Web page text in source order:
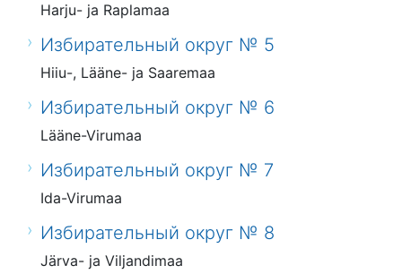
Harju- ja Raplamaa
Избирательный округ № 5
Hiiu-, Lääne- ja Saaremaa
Избирательный округ № 6
Lääne-Virumaa
Избирательный округ № 7
Ida-Virumaa
Избирательный округ № 8
Järva- ja Viljandimaa